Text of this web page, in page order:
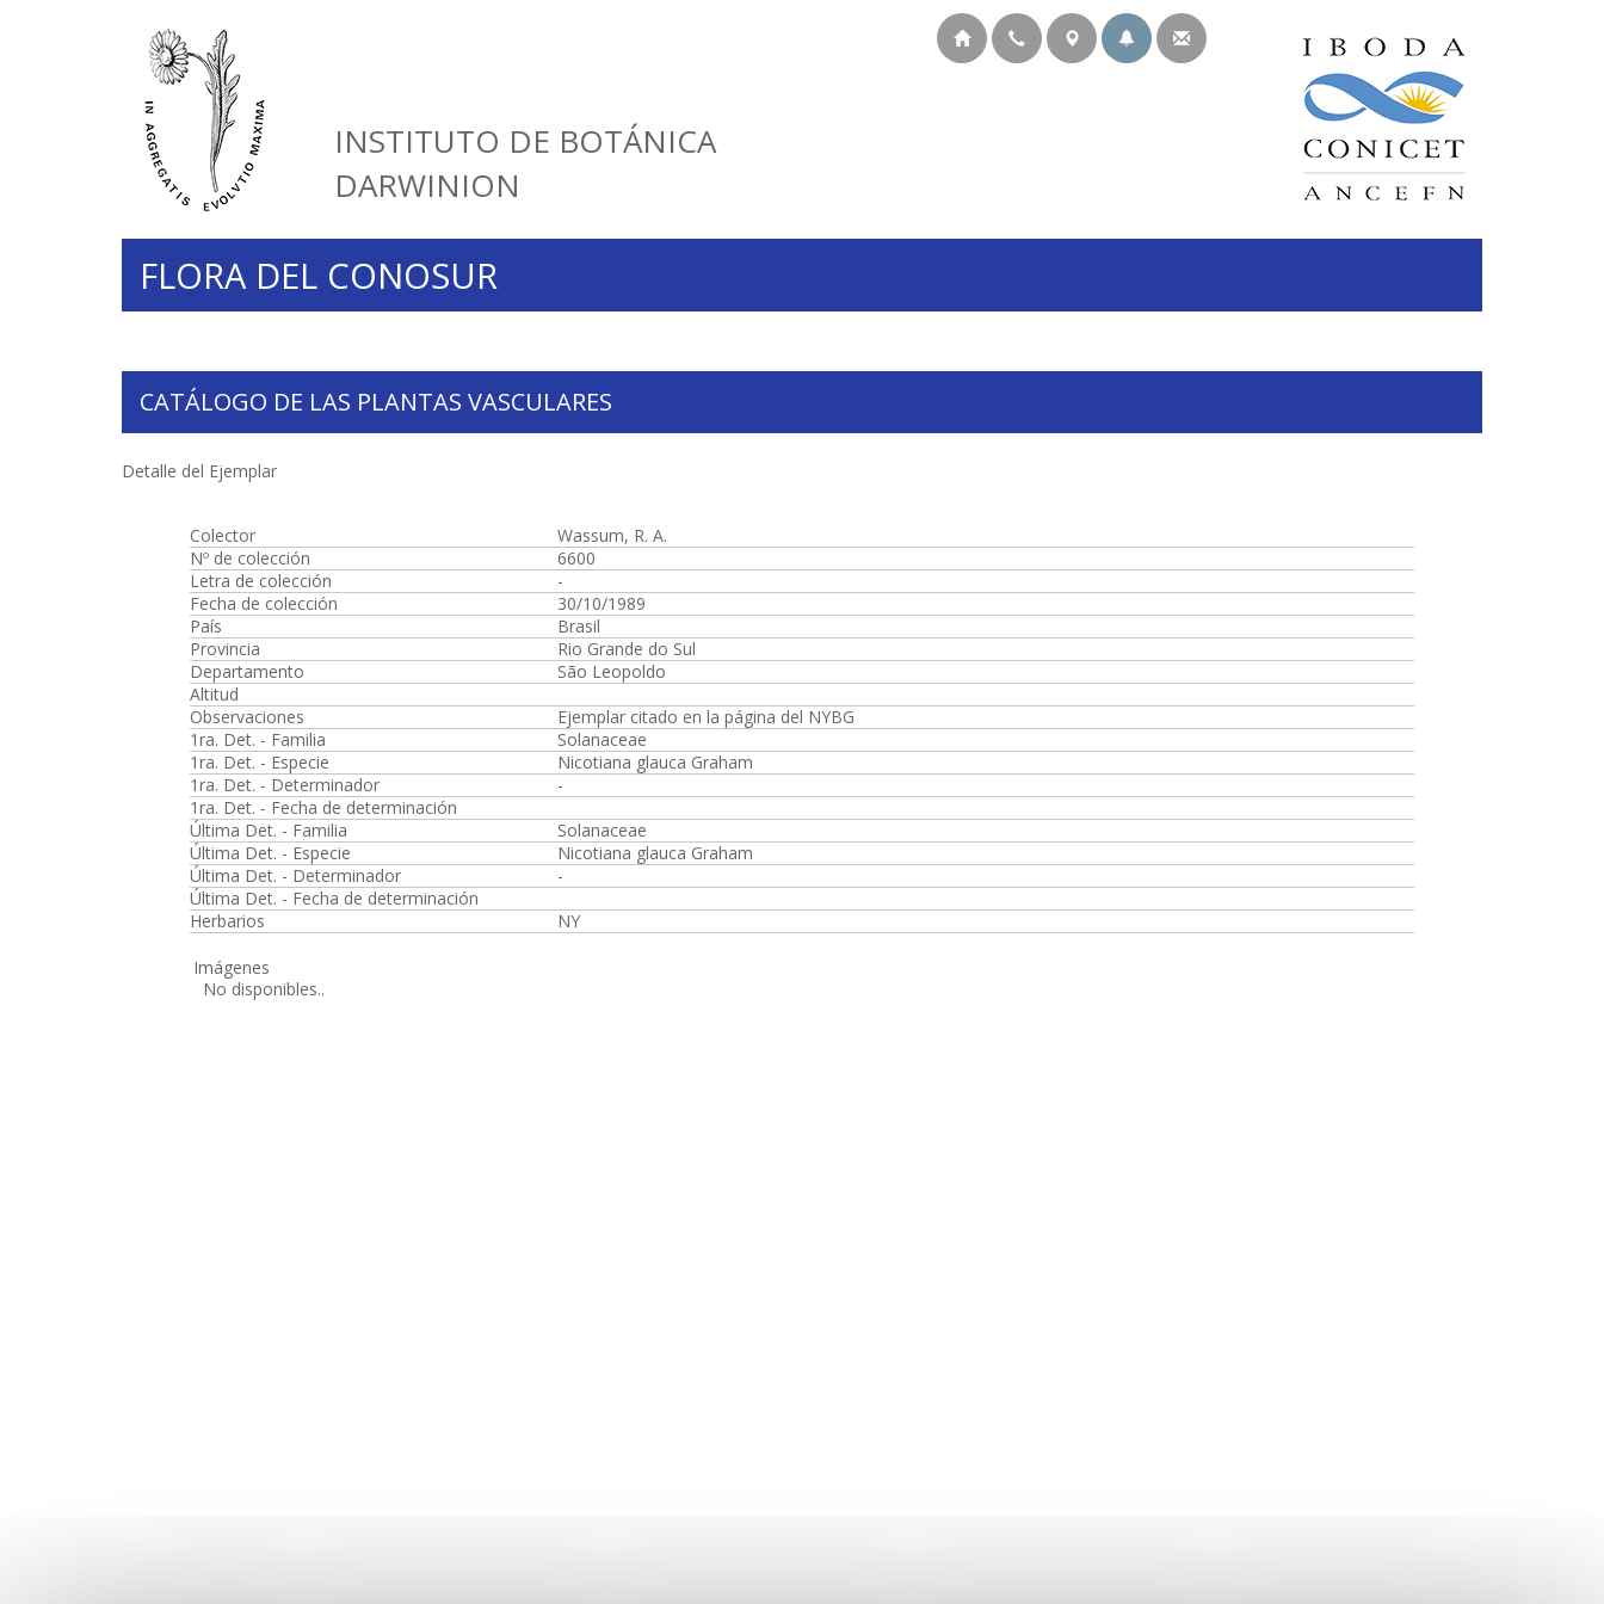
INSTITUTO DE BOTÁNICA
DARWINION
FLORA DEL CONOSUR
CATÁLOGO DE LAS PLANTAS VASCULARES
Detalle del Ejemplar
Colector
Wassum, R. A.
Nº de colección
6600
Letra de colección
-
Fecha de colección
30/10/1989
País
Brasil
Provincia
Rio Grande do Sul
Departamento
São Leopoldo
Altitud
Observaciones
Ejemplar citado en la página del NYBG
1ra. Det. - Familia
Solanaceae
1ra. Det. - Especie
Nicotiana glauca Graham
1ra. Det. - Determinador
-
1ra. Det. - Fecha de determinación
Última Det. - Familia
Solanaceae
Última Det. - Especie
Nicotiana glauca Graham
Última Det. - Determinador
-
Última Det. - Fecha de determinación
Herbarios
NY
Imágenes
No disponibles..